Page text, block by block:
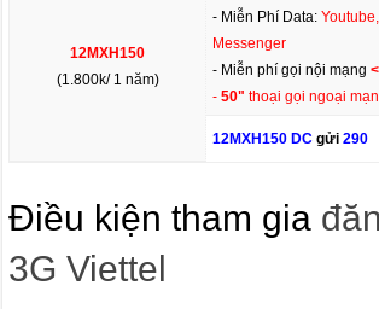
12MXH150
(1.800k/ 1 năm)
- Miễn Phí Data:
Messenger
- Miễn phí gọi nội mạng
-50"thoại gọi ngoại
12MXH150 DCgửi 290
Điều kiện tham gia
3G Viettel